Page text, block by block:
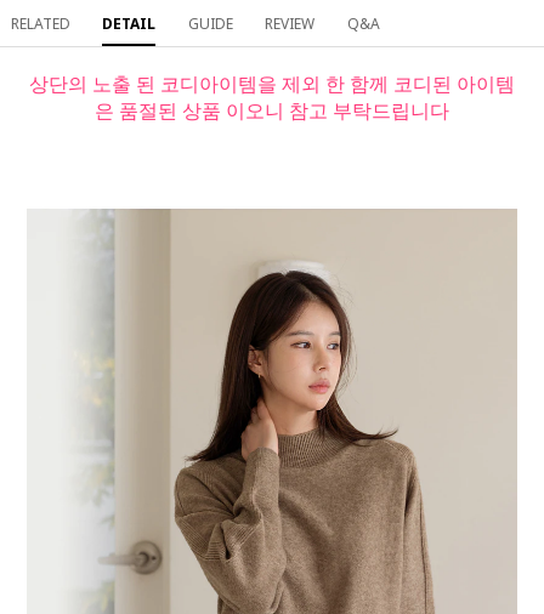
RELATED DETAIL GUIDE REVIEW Q&A
상단의 노출 된 코디아이템을 제외 한 함께 코디된 아이템
은 품절된 상품 이오니 참고 부탁드립니다